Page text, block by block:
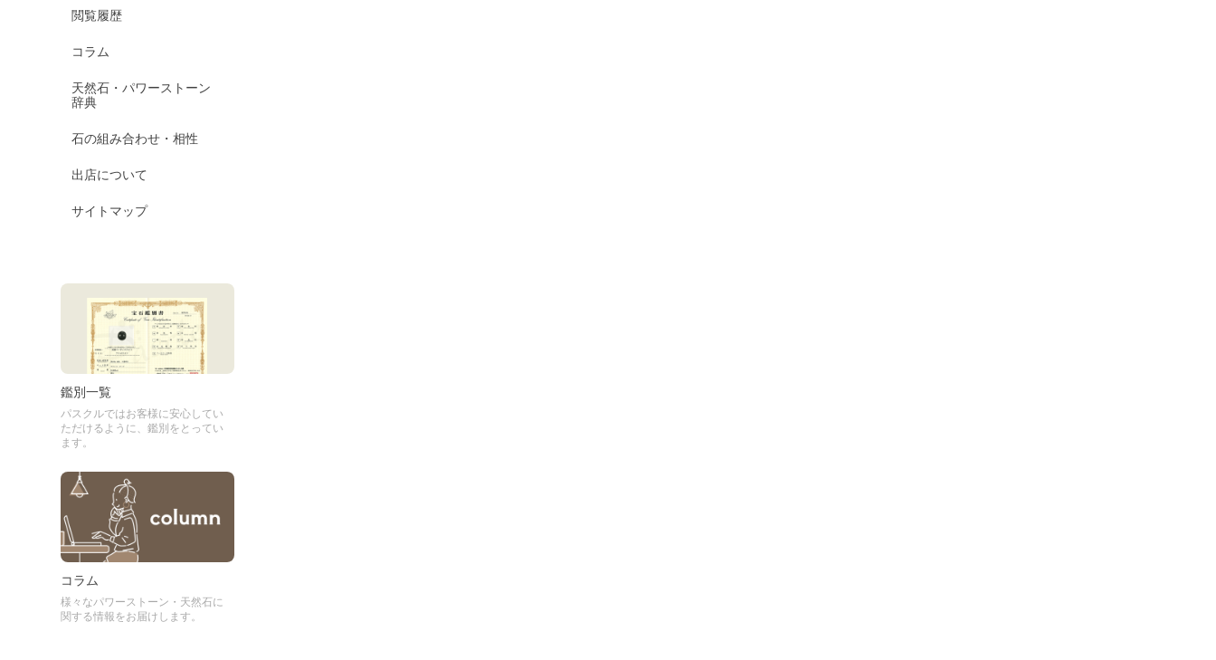
閲覧履歴
コラム
天然石・パワーストーン
辞典
石の組み合わせ・相性
出店について
サイトマップ
鑑別一覧
パスクルではお客様に安心してい
ただけるように、鑑別をとってい
ます。
コラム
様々なパワーストーン・天然石に
関する情報をお届けします。